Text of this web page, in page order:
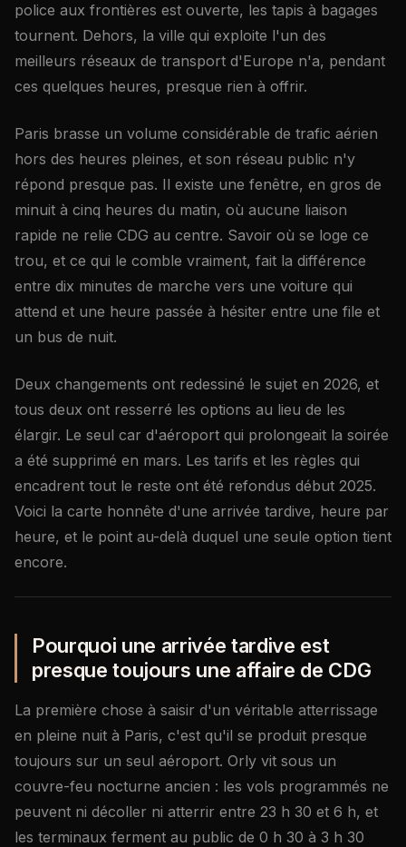
police aux frontières est ouverte, les tapis à bagages
tournent. Dehors, la ville qui exploite l'un des
meilleurs réseaux de transport d'Europe n'a, pendant
ces quelques heures, presque rien à offrir.
Paris brasse un volume considérable de trafic aérien
hors des heures pleines, et son réseau public n'y
répond presque pas. Il existe une fenêtre, en gros de
minuit à cinq heures du matin, où aucune liaison
rapide ne relie CDG au centre. Savoir où se loge ce
trou, et ce qui le comble vraiment, fait la différence
entre dix minutes de marche vers une voiture qui
attend et une heure passée à hésiter entre une file et
un bus de nuit.
Deux changements ont redessiné le sujet en 2026, et
tous deux ont resserré les options au lieu de les
élargir. Le seul car d'aéroport qui prolongeait la soirée
a été supprimé en mars. Les tarifs et les règles qui
encadrent tout le reste ont été refondus début 2025.
Voici la carte honnête d'une arrivée tardive, heure par
heure, et le point au-delà duquel une seule option tient
encore.
Pourquoi une arrivée tardive est
presque toujours une affaire de CDG
La première chose à saisir d'un véritable atterrissage
en pleine nuit à Paris, c'est qu'il se produit presque
toujours sur un seul aéroport. Orly vit sous un
couvre-feu nocturne ancien : les vols programmés ne
peuvent ni décoller ni atterrir entre 23 h 30 et 6 h, et
les terminaux ferment au public de 0 h 30 à 3 h 30